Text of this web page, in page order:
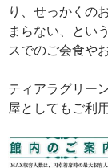
り、せっかくの
まらない、とい
スでのご会食や
ティアラグリー
屋としてもご利